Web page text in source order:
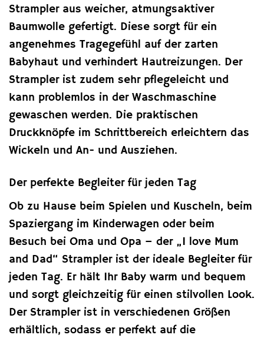
Strampler aus weicher, atmungsaktiver
Baumwolle gefertigt. Diese sorgt für ein
angenehmes Tragegefühl auf der zarten
Babyhaut und verhindert Hautreizungen. Der
Strampler ist zudem sehr pflegeleicht und
kann problemlos in der Waschmaschine
gewaschen werden. Die praktischen
Druckknöpfe im Schrittbereich erleichtern das
Wickeln und An- und Ausziehen.
Der perfekte Begleiter für jeden Tag
Ob zu Hause beim Spielen und Kuscheln, beim
Spaziergang im Kinderwagen oder beim
Besuch bei Oma und Opa – der „I love Mum
and Dad“ Strampler ist der ideale Begleiter für
jeden Tag. Er hält Ihr Baby warm und bequem
und sorgt gleichzeitig für einen stilvollen Look.
Der Strampler ist in verschiedenen Größen
erhältlich, sodass er perfekt auf die